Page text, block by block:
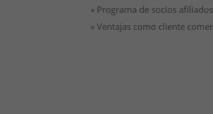
» Programa de socios afiliados
» Ventajas como cliente